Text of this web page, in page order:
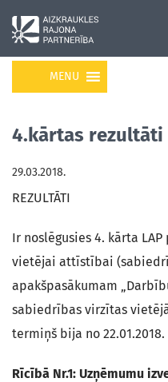
MENU
4.kārtas rezultāti
29.03.2018.
REZULTĀTI
Ir noslēgusies 4. kārta LAP
vietējai attīstībai
apakšpasākumam
sabiedrības virzītas
termiņš bija no 22.01.2018.
Rīcībā Nr.1: Uzņēmumu